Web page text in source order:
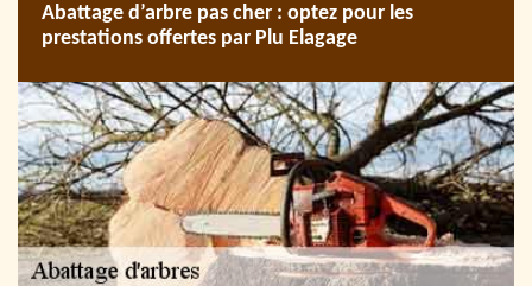
Abattage d’arbre pas cher : optez pour les
prestations offertes par Plu Elagage